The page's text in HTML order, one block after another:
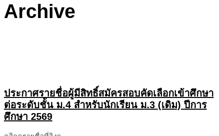
Archive
ประกาศรายชื่อผู้มีสิทธิ์สมัครสอบคัดเลือกเข้าศึกษา
ต่อระดับชั้น ม.4 สำหรับนักเรียน ม.3 (เดิม) ปีการ
ศึกษา 2569